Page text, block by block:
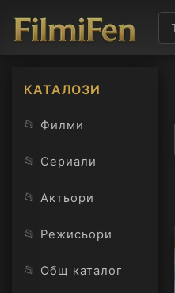
КАТАЛОЗИ
📂 Филми
📂 Сериали
📂 Актьори
📂 Режисьори
📂 Общ каталог